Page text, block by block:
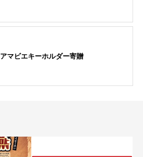
アマビエキーホルダー寄贈